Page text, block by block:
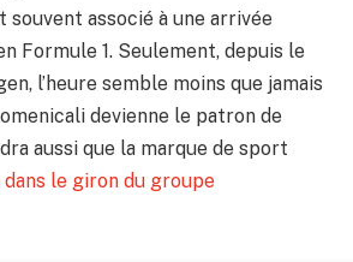
souvent associé à une arrivée
Formule 1. Seulement, depuis le
l’heure semble moins que jamais
devienne le patron de
aussi que la marque de sport
le giron du groupe